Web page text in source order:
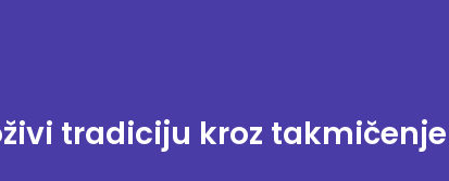
tradiciju kroz takmičenje